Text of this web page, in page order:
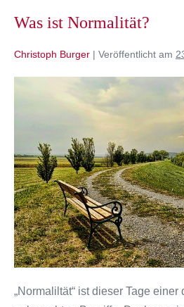
Was ist Normalität?
Christoph Burger | Veröffentlicht am
„Normaliltät“ ist dieser Tage einer